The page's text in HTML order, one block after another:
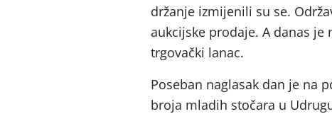
držanje izmijenili su se.
aukcijske prodaje. A danas
trgovački lanac.
Poseban naglasak dan je na
broja mladih stočara u